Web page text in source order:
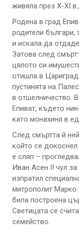
живяла през Х-ХІ
Родена в град
родители българи,
и искала да
Затова след
цялото си
отишла в
пустинята на
в отшелничество.
Епиват, където
като монахиня в
След смъртта й
който се
е сляп –
Иван Асен ІІ чул
изпратил
митрополит
била построена
Светицата се
семейство.